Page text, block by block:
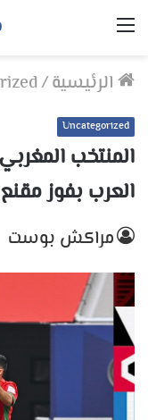
القائمة
الرئيسية/
Uncategorized
المنتخب
العرب بفوز
مراكش بوست